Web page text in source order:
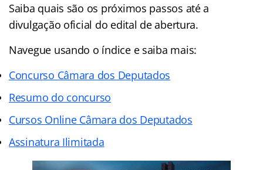
Saiba quais são os próximos passos até a
divulgação oficial do edital de abertura.
Navegue usando o índice e saiba mais:
Concurso Câmara dos Deputados
Resumo do concurso
Cursos Online Câmara dos Deputados
Assinatura Ilimitada